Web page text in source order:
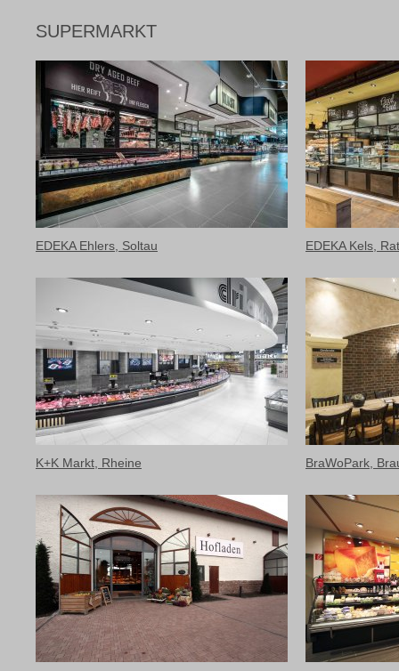
SUPERMARKT
EDEKA Ehlers, Soltau EDEKA Kels,
K+K Markt, Rheine BraWoPark,